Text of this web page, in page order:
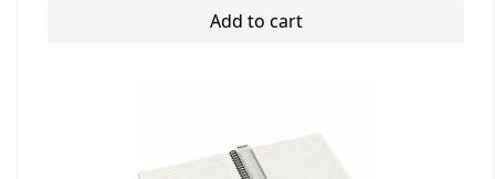
Add to cart